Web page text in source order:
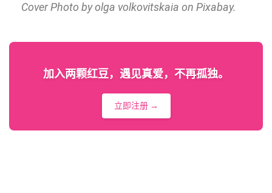
Cover Photo by olga volkovitskaia on Pixabay.
加入两颗红豆，遇见真爱，不再孤独。
立即注册 →